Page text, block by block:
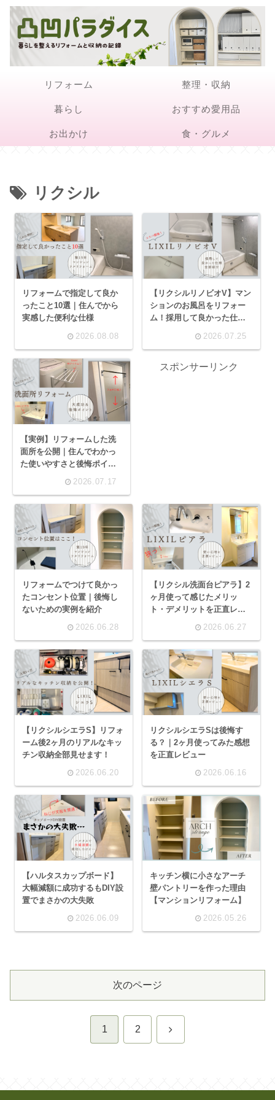
リフォーム 整理・収納
暮らし おすすめ愛用品
お出かけ 食・グルメ
リクシル
リフォームで指定して良か
ったこと10選｜住んでから
実感した便利な仕様
2026.08.08
【リクシルリノビオV】マン
ションのお風呂をリフォー
ム！採用して良かった仕様
2026.07.25
【実例】リフォームした洗
面所を公開｜住んでわかっ
た使いやすさと後悔ポイン
2026.07.17
スポンサーリンク
リフォームでつけて良かっ
たコンセント位置｜後悔し
ないための実例を紹介
2026.06.28
【リクシル洗面台ピアラ】2
ヶ月使って感じたメリッ
ト・デメリットを正直レビ
2026.06.27
【リクシルシエラS】リフォ
ーム後2ヶ月のリアルなキッ
チン収納全部見せます！
2026.06.20
リクシルシエラSは後悔す
る？｜2ヶ月使ってみた感想
を正直レビュー
2026.06.16
【ハルタスカップボード】
大幅減額に成功するもDIY設
置でまさかの大失敗
2026.06.09
キッチン横に小さなアーチ
壁パントリーを作った理由
【マンションリフォーム】
2026.05.26
次のページ
1 2 次